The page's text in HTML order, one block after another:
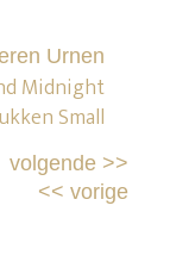
Urnen
Midnight
Small
volgende>>
<< vorige